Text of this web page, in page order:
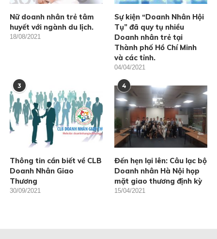
Nữ doanh nhân trẻ tâm
huyết với ngành du lịch.
18/08/2021
Sự kiện “Doanh Nhân Hội
Tụ” đã quy tụ nhiều
Doanh nhân trẻ tại
Thành phố Hồ Chí Minh
và các tỉnh.
04/04/2021
3
Thông tin cần biết về CLB
Doanh Nhân Giao
Thương
30/09/2021
4
Đến hẹn lại lên: Câu lạc bộ
Doanh nhân Hà Nội họp
mặt giao thương định kỳ
15/04/2021